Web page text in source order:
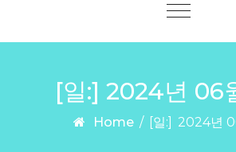
Toggle
[일:] 2024년 06
Home / [일:] 2024년